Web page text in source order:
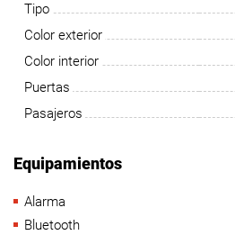
Tipo
Color exterior
Color interior
Puertas
Pasajeros
Equipamientos
Alarma
Bluetooth